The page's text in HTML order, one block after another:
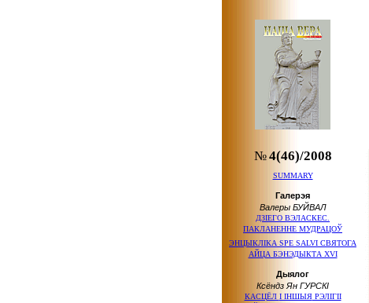
№4(46)/2008
SUMMARY
Галерэя
Валеры БУЙВАЛ
ДЗІЕГО ВЭЛАСКЕС.
ПАКЛАНЕННЕ МУДРАЦОЎ
ЭНЦЫКЛIКА SPE SALVI СВЯТОГА
АЙЦА БЭНЭДЫКТА XVI
Дыялог
Ксёндз Ян ГУРСКІ
КАСЦЁЛ І ІНШЫЯРЭЛІГІІ